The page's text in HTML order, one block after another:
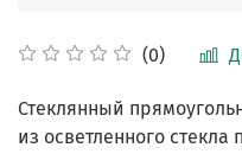
(0)
Стеклянный
из осветленного стекла